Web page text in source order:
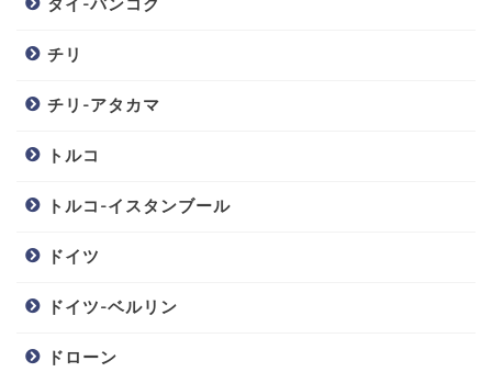
タイ-バンコク
チリ
チリ-アタカマ
トルコ
トルコ-イスタンブール
ドイツ
ドイツ-ベルリン
ドローン